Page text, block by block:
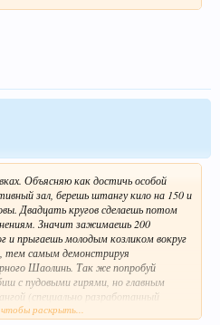
Объясняю как достичь особой
зал, берешь штангу кило на 150 и
Двадцать кругов сделаешь потом
Значит зажимаешь 200
прыгаешь молодым козликом вокруг
тем самым демонстрируя
Шаолинь. Так же попробуй
с пудовыми гирями, но главным
(специально разработанный
упражнений, комплекс
раскрыть...